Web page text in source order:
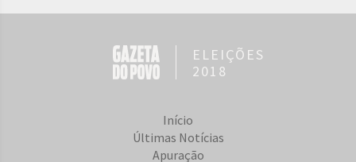
ELEIÇÕES
2018
Início
Últimas Notícias
Apuração